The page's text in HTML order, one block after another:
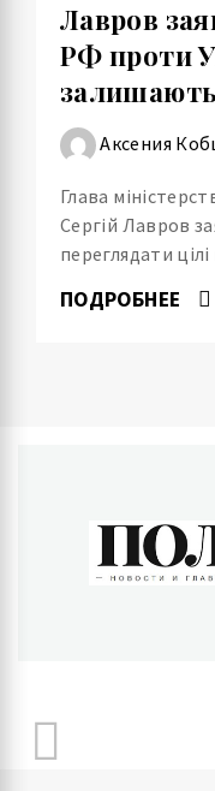
Лавров
РФ проти
Аксения
Глава
Сергій Лавров
переглядати
ПОДРОБНЕЕ